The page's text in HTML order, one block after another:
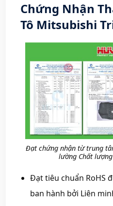
Chứng Nhận
Tô Mitsubishi
Đạt chứng nhận từ trung
lường Chất lượng
Đạt tiêu chuẩn RoHS
ban hành bởi Liên